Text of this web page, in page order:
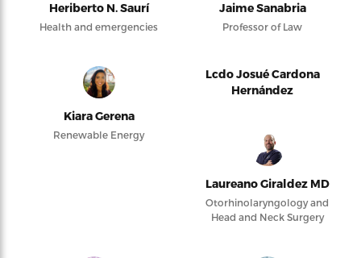
Heriberto N. Saurí
Health and emergencies
Jaime Sanabria
Professor of Law
Kiara Gerena
Renewable Energy
Lcdo Josué Cardona
Hernández
Laureano Giraldez MD
Otorhinolaryngology and
Head and Neck Surgery